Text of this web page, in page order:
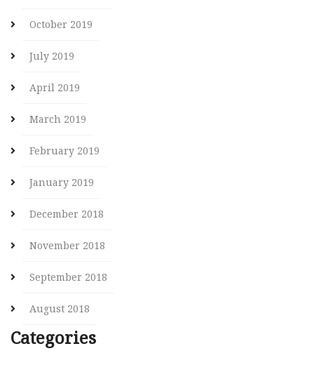
October 2019
July 2019
April 2019
March 2019
February 2019
January 2019
December 2018
November 2018
September 2018
August 2018
Categories